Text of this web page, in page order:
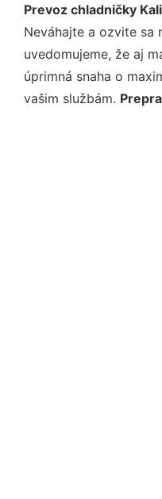
Prevoz chladničky
Neváhajte a ozvite sa
uvedomujeme, že aj
úprimná snaha o
vašim službám.